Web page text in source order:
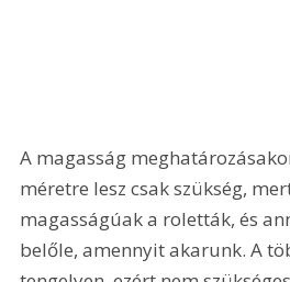
A magasság
méretre lesz csak szükség,
magasságúak a roletták, és
belőle, amennyit akarunk. A